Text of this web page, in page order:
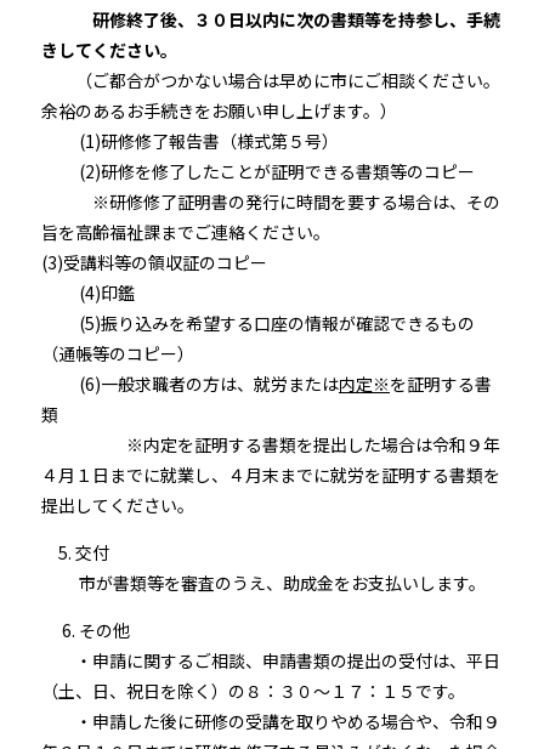
研修終了後、３０日以内に次の書類等を持参し、手続
きしてください。
（ご都合がつかない場合は早めに市にご相談ください。
余裕のあるお手続きをお願い申し上げます。）
(1)研修修了報告書（様式第５号）
(2)研修を修了したことが証明できる書類等のコピー
※研修修了証明書の発行に時間を要する場合は、その
旨を高齢福祉課までご連絡ください。
(3)受講料等の領収証のコピー
(4)印鑑
(5)振り込みを希望する口座の情報が確認できるもの
（通帳等のコピー）
(6)一般求職者の方は、就労または内定※を証明する書
類
※内定を証明する書類を提出した場合は令和９年
４月１日までに就業し、４月末までに就労を証明する書類を
提出してください。
5. 交付
市が書類等を審査のうえ、助成金をお支払いします。
6. その他
・申請に関するご相談、申請書類の提出の受付は、平日
（土、日、祝日を除く）の８：３０～１７：１５です。
・申請した後に研修の受講を取りやめる場合や、令和９